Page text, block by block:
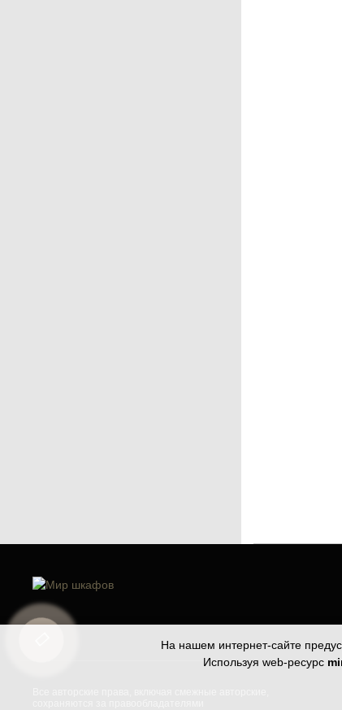
На нашем интернет-сайте
Используя web-ресурс